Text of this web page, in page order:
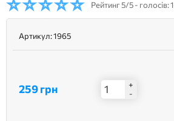
Рейтинг5/5 - голосів: 1
Артикул:1965
259 грн
+
-